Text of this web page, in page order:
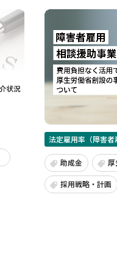
法定雇用率（障害
助成金
採用戦略・計画